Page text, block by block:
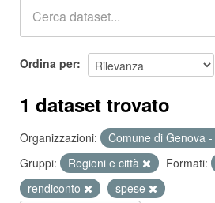
Ordina per
1 dataset trovato
Organizzazioni:
Comune di Genova
Gruppi:
Regioni e città Formati:
rendiconto
spese